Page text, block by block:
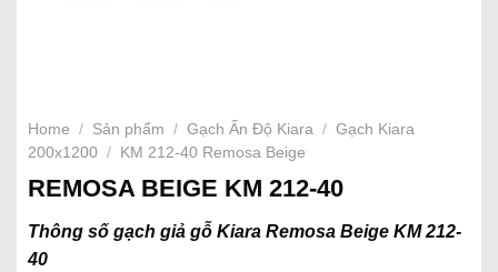
Home / Sản phẩm / Gạch Ấn Độ Kiara / Gạch Kiara
200x1200
/ KM 212-40 Remosa Beige
REMOSA BEIGE KM 212-40
Thông số gạch giả gỗ Kiara Remosa Beige KM 212-
40